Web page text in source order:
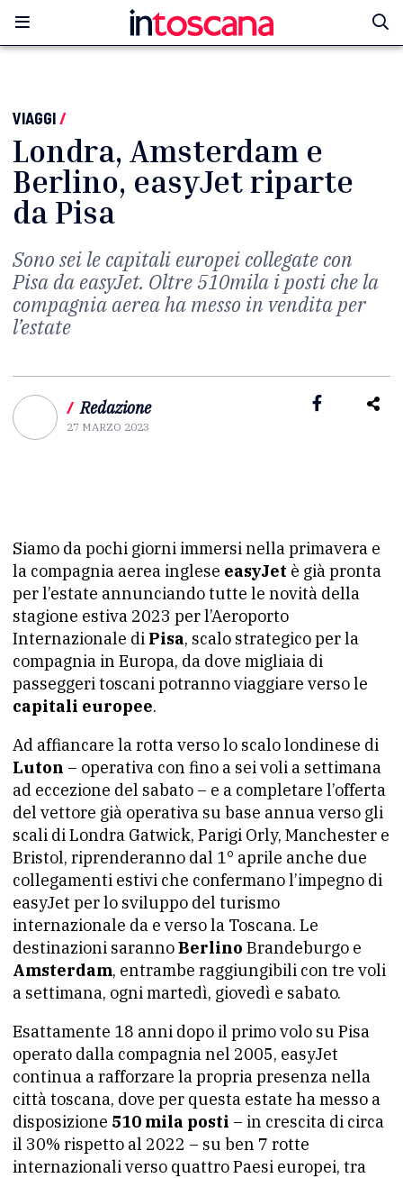
VIAGGI/
Londra, Amsterdam e
Berlino, easyJet riparte
da Pisa
Sono sei le capitali europei collegate con
Pisa da easyJet. Oltre 510mila i posti che la
compagnia aerea ha messo in vendita per
l’estate
/ Redazione
27 MARZO 2023
Siamo da pochi giorni immersi nella primavera e
la compagnia aerea inglese easyJet è già pronta
per l’estate annunciando tutte le novità della
stagione estiva 2023 per l’Aeroporto
Internazionale di Pisa, scalo strategico per la
compagnia in Europa, da dove migliaia di
passeggeri toscani potranno viaggiare verso le
capitali europee.
Ad affiancare la rotta verso lo scalo londinese di
Luton – operativa con fino a sei voli a settimana
ad eccezione del sabato – e a completare l’offerta
del vettore già operativa su base annua verso gli
scali di Londra Gatwick, Parigi Orly, Manchester e
Bristol, riprenderanno dal 1° aprile anche due
collegamenti estivi che confermano l’impegno di
easyJet per lo sviluppo del turismo
internazionale da e verso la Toscana. Le
destinazioni sarannoBerlino Brandeburgo e
Amsterdam, entrambe raggiungibili con tre voli
a settimana, ogni martedì, giovedì e sabato.
Esattamente 18 anni dopo il primo volo su Pisa
operato dalla compagnia nel 2005, easyJet
continua a rafforzare la propria presenza nella
città toscana, dove per questa estate ha messo a
disposizione 510 mila posti – in crescita di circa
il 30% rispetto al 2022 – su ben 7 rotte
internazionali verso quattro Paesi europei, tra